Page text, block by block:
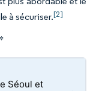
à sécuriser.[2]
*
Séoul et